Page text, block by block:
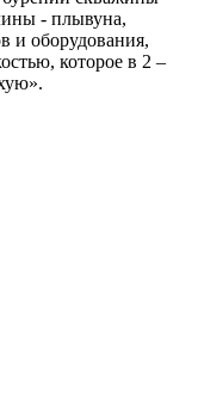
- плывуна,
и оборудования,
которое в 2 –